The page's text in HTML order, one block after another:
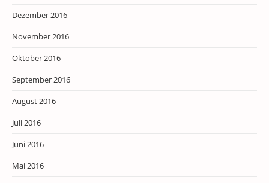
Dezember 2016
November 2016
Oktober 2016
September 2016
August 2016
Juli 2016
Juni 2016
Mai 2016